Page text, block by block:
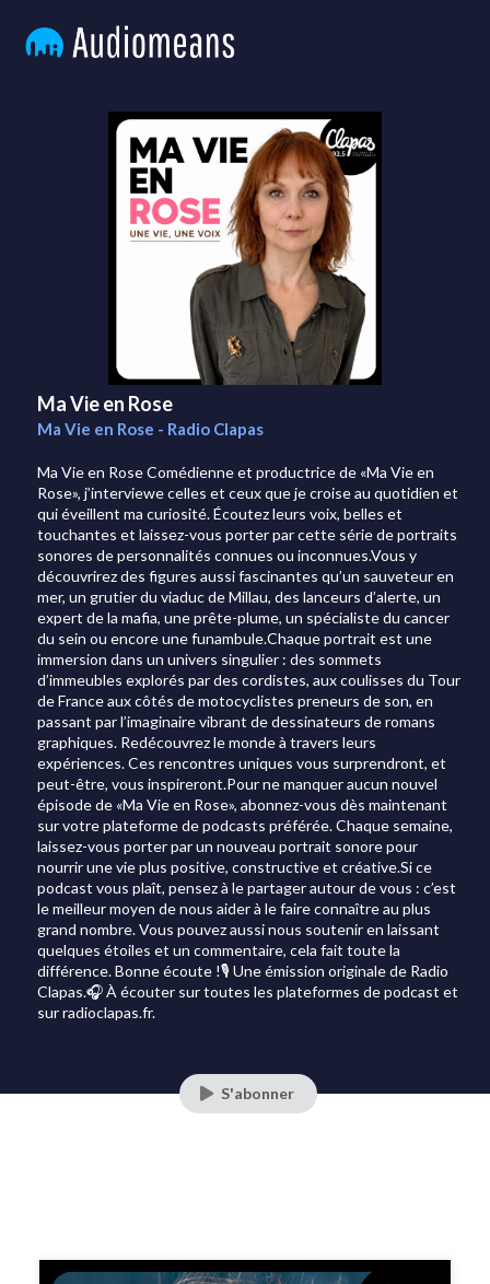
Ma Vie en Rose
Ma Vie en Rose - Radio Clapas
Ma Vie en Rose Comédienne et productrice de «Ma Vie en
Rose», j’interviewe celles et ceux que je croise au quotidien et
qui éveillent ma curiosité. Écoutez leurs voix, belles et
touchantes et laissez-vous porter par cette série de portraits
sonores de personnalités connues ou inconnues.Vous y
découvrirez des figures aussi fascinantes qu’un sauveteur en
mer, un grutier du viaduc de Millau, des lanceurs d’alerte, un
expert de la mafia, une prête-plume, un spécialiste du cancer
du sein ou encore une funambule.Chaque portrait est une
immersion dans un univers singulier : des sommets
d’immeubles explorés par des cordistes, aux coulisses du Tour
de France aux côtés de motocyclistes preneurs de son, en
passant par l’imaginaire vibrant de dessinateurs de romans
graphiques. Redécouvrez le monde à travers leurs
expériences. Ces rencontres uniques vous surprendront, et
peut-être, vous inspireront.Pour ne manquer aucun nouvel
épisode de «Ma Vie en Rose», abonnez-vous dès maintenant
sur votre plateforme de podcasts préférée. Chaque semaine,
laissez-vous porter par un nouveau portrait sonore pour
nourrir une vie plus positive, constructive et créative.Si ce
podcast vous plaît, pensez à le partager autour de vous : c’est
le meilleur moyen de nous aider à le faire connaître au plus
grand nombre. Vous pouvez aussi nous soutenir en laissant
quelques étoiles et un commentaire, cela fait toute la
différence. Bonne écoute !🎙️ Une émission originale de Radio
Clapas.🎧 À écouter sur toutes les plateformes de podcast et
sur radioclapas.fr.
S'abonner